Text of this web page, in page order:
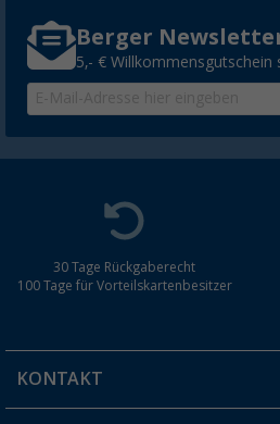
Berger
5,- € Willkommensgutschein
30 Tage Rückgaberecht
100 Tage für Vorteilskartenbesitzer
KONTAKT